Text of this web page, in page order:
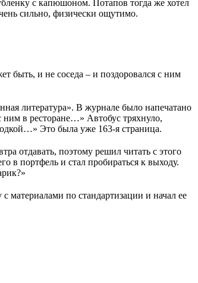
с капюшоном. Потапов тогда же хотел
сильно, физически ощутимо.
быть, и не соседа – и поздоровался с ним
литература». В журнале было напечатано
в ресторане…» Автобус тряхнуло,
Это была уже 163-я страница.
отдавать, поэтому решил читать с этого
в портфель и стал пробираться к выходу.
материалами по стандартизации и начал ее